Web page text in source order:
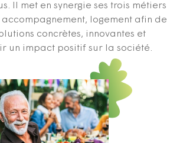
Il met en synergie ses trois métiers
accompagnement, logement afin de
concrètes, innovantes et
un impact positif sur la société.